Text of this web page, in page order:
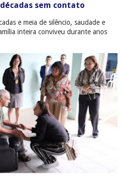
sem contato
e meia de silêncio, saudade e
inteira conviveu durante anos